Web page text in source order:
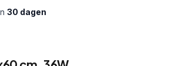
30 dagen